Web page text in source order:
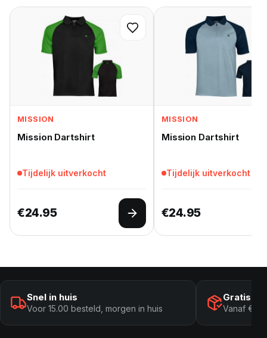
MISSION
Mission Dartshirt
Tijdelijk uitverkocht
€24.95
Opties selecteren
MISSION
Mission Dartshirt
Tijdelijk uitverkocht
€24.95
Snel in huis
Voor 15.00 besteld, morgen in huis
Gratis
Vanaf €